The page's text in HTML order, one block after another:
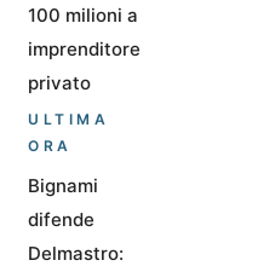
100 milioni a
imprenditore
privato
ULTIMA
ORA
Bignami
difende
Delmastro: